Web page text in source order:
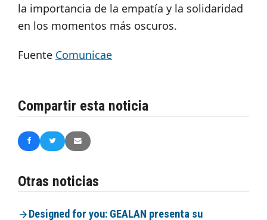
la importancia de la empatía y la solidaridad
en los momentos más oscuros.
Fuente Comunicae
Compartir esta noticia
Otras noticias
Designed for you: GEALAN presenta su